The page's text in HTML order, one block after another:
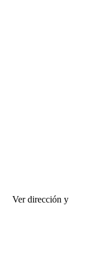
Ver dirección y